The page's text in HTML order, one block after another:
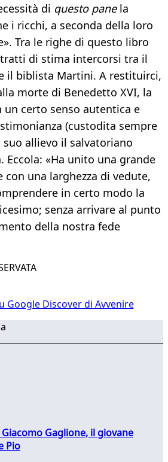
di questo pane la
i ricchi, a seconda della loro
Tra le righe di questo libro
di stima intercorsi tra il
il biblista Martini. A restituirci,
morte di Benedetto XVI, la
un certo senso autentica e
(custodita sempre
allievo il salvatoriano
Eccola: «Ha unito una grande
con una larghezza di vedute,
in certo modo la
senza arrivare al punto
della nostra fede
Google Discover di Avvenire
Gaglione, il giovane
Pio